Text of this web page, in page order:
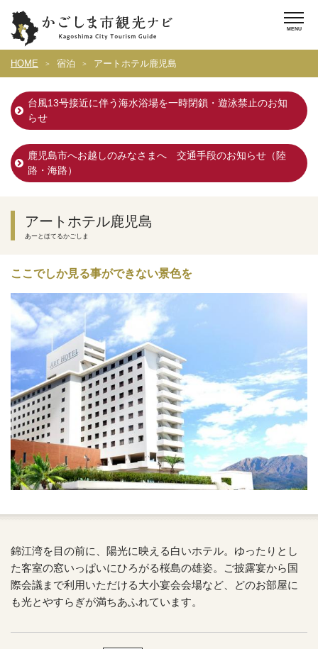
HOME 宿泊 アートホテル鹿児島
台風13号接近に伴う海水浴場を一時閉鎖・遊泳禁止のお知
らせ
鹿児島市へお越しのみなさまへ 交通手段のお知らせ（陸
路・海路）
アートホテル鹿児島
あーとほてるかごしま
ここでしか見る事ができない景色を
錦江湾を目の前に、陽光に映える白いホテル。ゆったりとし
た客室の窓いっぱいにひろがる桜島の雄姿。ご披露宴から国
際会議まで利用いただける大小宴会会場など、どのお部屋に
も光とやすらぎが満ちあふれています。